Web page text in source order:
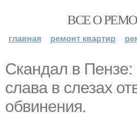
ВСЕ О
главная ремонт квартир
Скандал в Пензе:
слава в слезах
обвинения.